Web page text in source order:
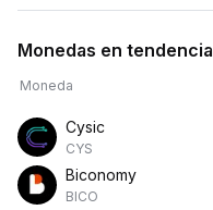
Monedas en tendencia
Moneda
Cysic
CYS
Biconomy
BICO